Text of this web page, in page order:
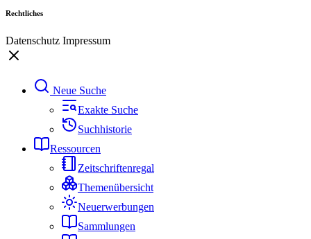
Rechtliches
Datenschutz Impressum
Neue Suche
Exakte Suche
Suchhistorie
Ressourcen
Zeitschriftenregal
Themenübersicht
Neuerwerbungen
Sammlungen